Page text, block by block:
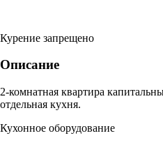
Курение запрещено
Описание
2-комнатная квартира
отдельная кухня.
Кухонное оборудование